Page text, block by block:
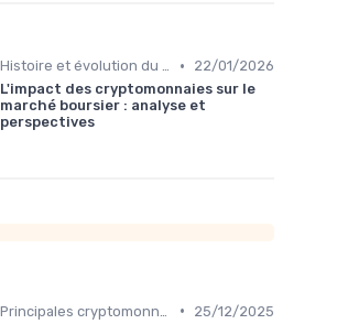
Histoire et évolution du marché des cryptos •
22/01/2026
L'impact des cryptomonnaies sur le
marché boursier : analyse et
perspectives
•
25/12/2025